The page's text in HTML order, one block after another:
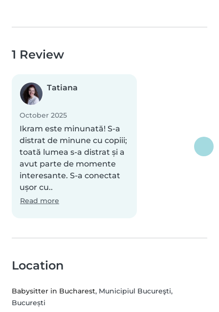
1 Review
Tatiana
October 2025
Ikram este minunată! S-a
distrat de minune cu copiii;
toată lumea s-a distrat și a
avut parte de momente
interesante. S-a conectat
ușor cu..
Read more
Location
Babysitter in Bucharest, Municipiul Bucureşti,
București